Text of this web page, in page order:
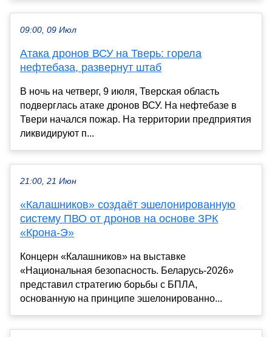
09:00, 09 Июл
Атака дронов ВСУ на Тверь: горела
нефтебаза, развернут штаб
В ночь на четверг, 9 июля, Тверская область
подверглась атаке дронов ВСУ. На нефтебазе в
Твери начался пожар. На территории предприятия
ликвидируют п...
21:00, 21 Июн
«Калашников» создаёт эшелонированную
систему ПВО от дронов на основе ЗРК
«Крона-Э»
Концерн «Калашников» на выставке
«Национальная безопасность. Беларусь-2026»
представил стратегию борьбы с БПЛА,
основанную на принципе эшелонированно...